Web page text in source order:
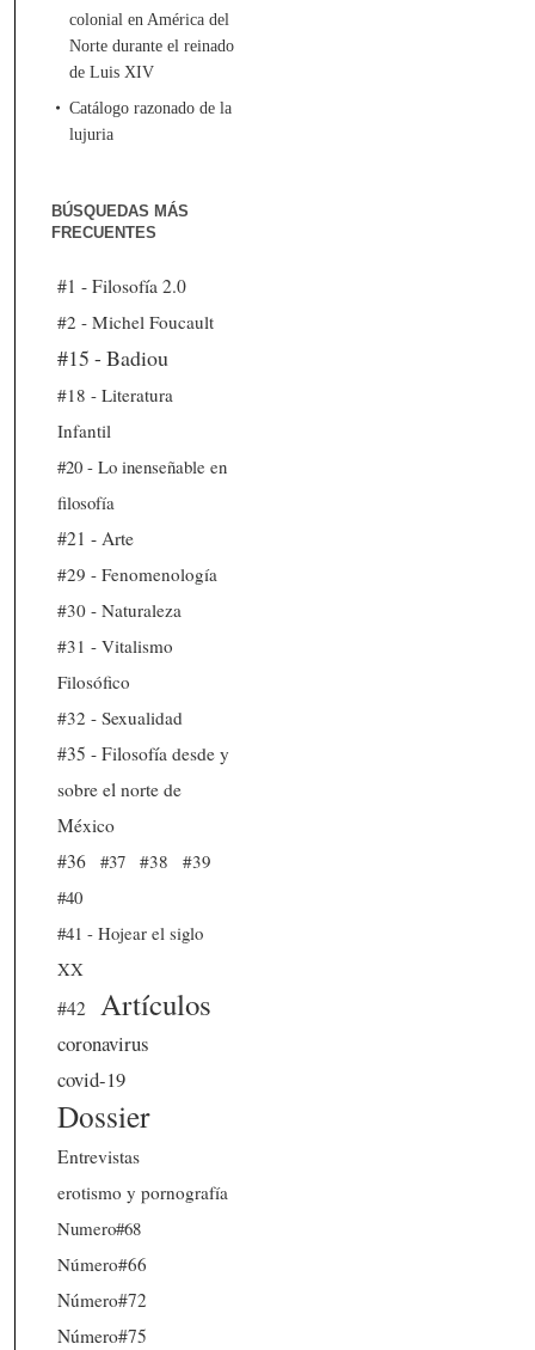
colonial en América del
Norte durante el reinado
de Luis XIV
Catálogo razonado de la
lujuria
BÚSQUEDAS MÁS
FRECUENTES
#1 - Filosofía 2.0
#2 - Michel Foucault
#15 - Badiou
#18 - Literatura
Infantil
#20 - Lo inenseñable en
filosofía
#21 - Arte
#29 - Fenomenología
#30 - Naturaleza
#31 - Vitalismo
Filosófico
#32 - Sexualidad
#35 - Filosofía desde y
sobre el norte de
México
#36
#37 #38
#39
#40
#41 - Hojear el siglo
XX
#42
Artículos
coronavirus
covid-19
Dossier
Entrevistas
erotismo y pornografía
Numero#68
Número#66
Número#72
Número#75